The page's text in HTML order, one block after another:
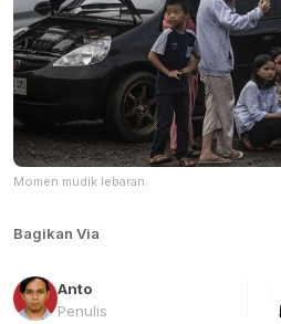
Momen mudik lebaran.
Bagikan Via
Anto
Penulis